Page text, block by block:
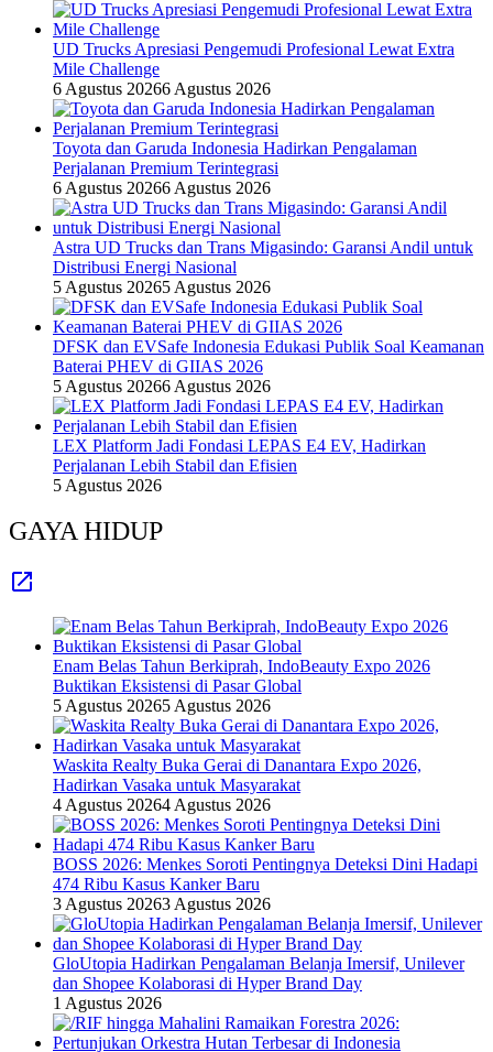
UD Trucks Apresiasi Pengemudi Profesional Lewat Extra
Mile Challenge
6 Agustus 20266 Agustus 2026
Toyota dan Garuda Indonesia Hadirkan Pengalaman
Perjalanan Premium Terintegrasi
6 Agustus 20266 Agustus 2026
Astra UD Trucks dan Trans Migasindo: Garansi Andil untuk
Distribusi Energi Nasional
5 Agustus 20265 Agustus 2026
DFSK dan EVSafe Indonesia Edukasi Publik Soal Keamanan
Baterai PHEV di GIIAS 2026
5 Agustus 20266 Agustus 2026
LEX Platform Jadi Fondasi LEPAS E4 EV, Hadirkan
Perjalanan Lebih Stabil dan Efisien
5 Agustus 2026
GAYA HIDUP
Enam Belas Tahun Berkiprah, IndoBeauty Expo 2026
Buktikan Eksistensi di Pasar Global
5 Agustus 20265 Agustus 2026
Waskita Realty Buka Gerai di Danantara Expo 2026,
Hadirkan Vasaka untuk Masyarakat
4 Agustus 20264 Agustus 2026
BOSS 2026: Menkes Soroti Pentingnya Deteksi Dini Hadapi
474 Ribu Kasus Kanker Baru
3 Agustus 20263 Agustus 2026
GloUtopia Hadirkan Pengalaman Belanja Imersif, Unilever
dan Shopee Kolaborasi di Hyper Brand Day
1 Agustus 2026